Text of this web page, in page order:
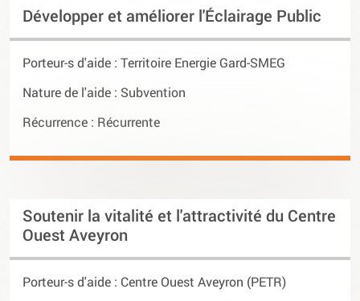
Développer et améliorer l'Éclairage Public
Porteur-s d'aide : Territoire Energie Gard-SMEG
Nature de l'aide : Subvention
Récurrence : Récurrente
Soutenir la vitalité et l'attractivité du Centre
Ouest Aveyron
Porteur-s d'aide : Centre Ouest Aveyron (PETR)